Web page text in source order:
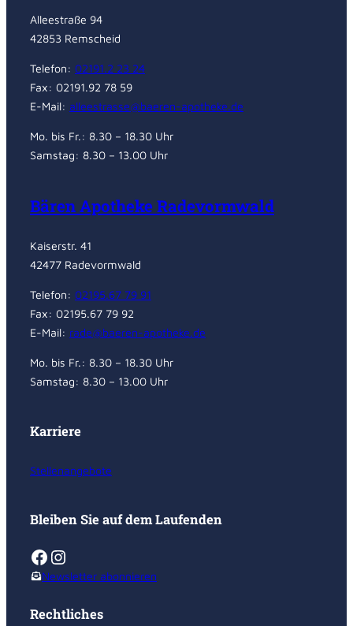
Alleestraße 94
42853 Remscheid
Telefon: 02191.2 23 24
Fax: 02191.92 78 59
E-Mail: alleestrasse@baeren-apotheke.de
Mo. bis Fr.: 8.30 – 18.30 Uhr
Samstag: 8.30 – 13.00 Uhr
Bären Apotheke Radevormwald
Kaiserstr. 41
42477 Radevormwald
Telefon: 02195.67 79 91
Fax: 02195.67 79 92
E-Mail: rade@baeren-apotheke.de
Mo. bis Fr.: 8.30 – 18.30 Uhr
Samstag: 8.30 – 13.00 Uhr
Karriere
Stellenangebote
Bleiben Sie auf dem Laufenden
Facebook
Instagram
Newsletter abonnieren
Rechtliches